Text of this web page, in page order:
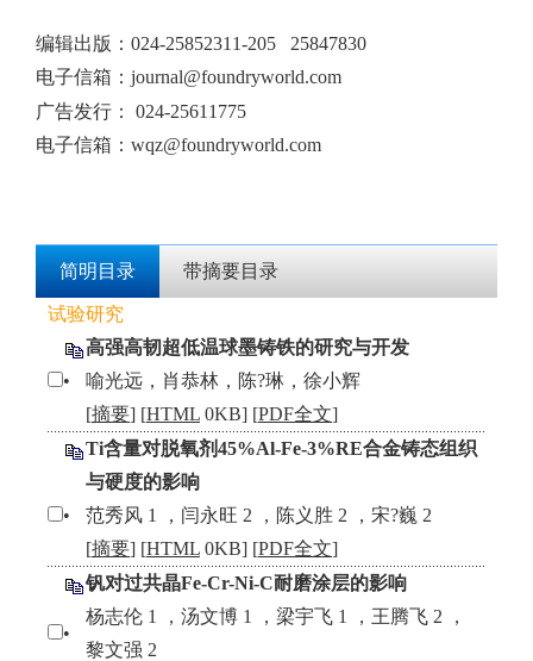
编辑出版 ： 024-25852311-205 25847830
电子信箱： journal@foundryworld.com
广告发行：
024-25611775
电子信箱： wqz@foundryworld.com
简明目录 带摘要目录
试验研究
高强高韧超低温球墨铸铁的研究与开发
•
喻光远，肖恭林，陈?琳，徐小辉
[摘要] [HTML 0KB] [PDF全文]
Ti含量对脱氧剂45%Al-Fe-3%RE合金铸态组织
与硬度的影响
•
范秀风 1 ，闫永旺 2 ，陈义胜 2 ，宋?巍 2
[摘要] [HTML 0KB] [PDF全文]
钒对过共晶Fe-Cr-Ni-C耐磨涂层的影响
•
杨志伦 1 ，汤文博 1 ，梁宇飞 1 ，王腾飞 2 ，
黎文强 2